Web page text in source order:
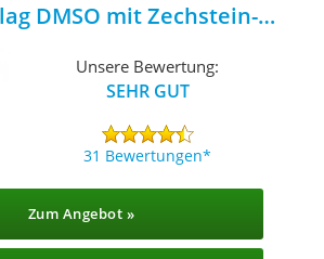
DMSO mit Zechstein-
Öl und Borax
Unsere Bewertung:
SEHR GUT
31 Bewertungen
Zum Angebot »